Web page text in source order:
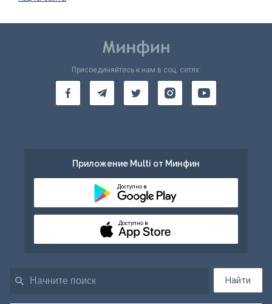
Найти
Присоединяйтесь к нам в соц. сетях:
Приложение Multi от Минфин
Доступно в
Доступно в